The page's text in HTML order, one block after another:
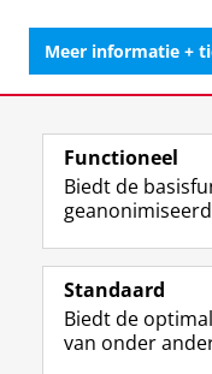
Meer informatie +
Deel dit
Volg
Studiekiezers
Functioneel
Biedt de
Standaard
Biedt de
van onder